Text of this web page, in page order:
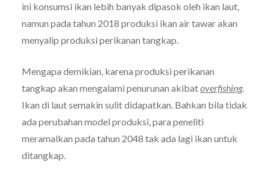
ini konsumsi ikan lebih banyak dipasok oleh ikan laut,
namun pada tahun 2018 produksi ikan air tawar akan
menyalip produksi perikanan tangkap.
Mengapa demikian, karena produksi perikanan
tangkap akan mengalami penurunan akibatoverfishing.
Ikan di laut semakin sulit didapatkan. Bahkan bila tidak
ada perubahan model produksi, para peneliti
meramalkan pada tahun 2048 tak ada lagi ikan untuk
ditangkap.